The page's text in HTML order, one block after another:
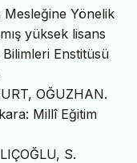
Mesleğine Yönelik
yüksek lisans
Enstitüsü
OĞUZHAN.
Millî Eğitim
S.